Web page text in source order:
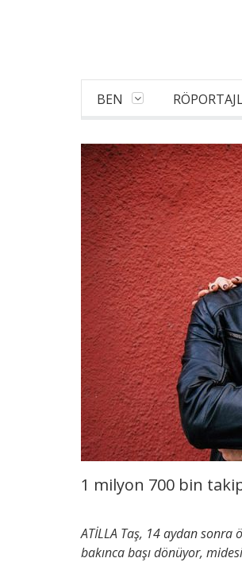
BEN
1 milyon 700 bin
ATİLLA Taş, 14 aydan sonra
bakınca başı dönüyor,